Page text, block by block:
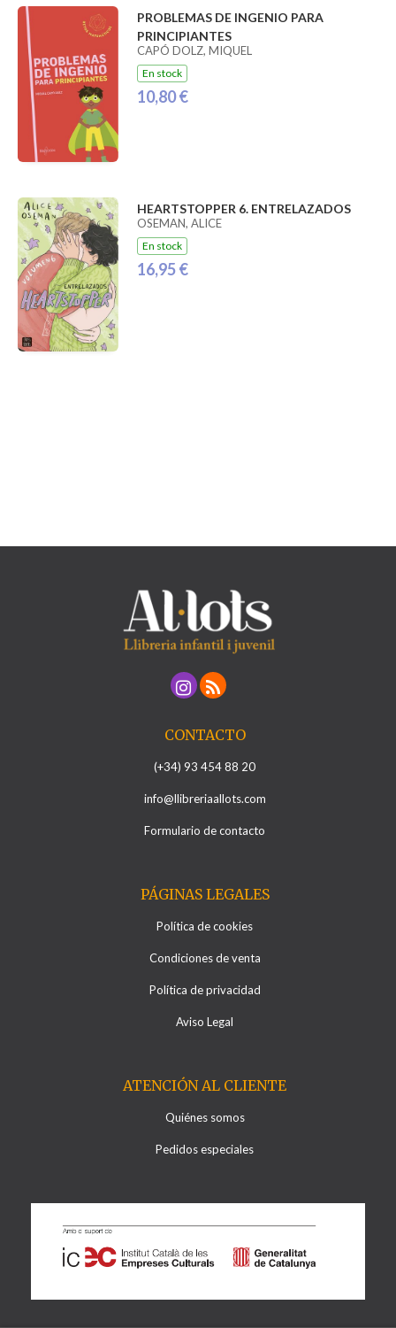
PROBLEMAS DE INGENIO PARA
PRINCIPIANTES
CAPÓ DOLZ, MIQUEL
En stock
10,80 €
HEARTSTOPPER 6. ENTRELAZADOS
OSEMAN, ALICE
En stock
16,95 €
CONTACTO
(+34) 93 454 88 20
info@llibreriaallots.com
Formulario de contacto
PÁGINAS LEGALES
Política de cookies
Condiciones de venta
Política de privacidad
Aviso Legal
ATENCIÓN AL CLIENTE
Quiénes somos
Pedidos especiales